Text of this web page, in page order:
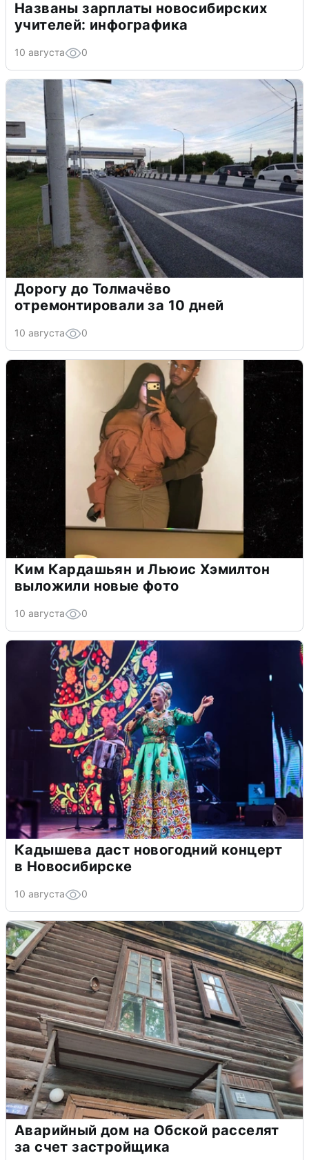
Названы зарплаты новосибирских
учителей: инфографика
10 августа 0
Дорогу до Толмачёво
отремонтировали за 10 дней
10 августа 0
Ким Кардашьян и Льюис Хэмилтон
выложили новые фото
10 августа 0
Кадышева даст новогодний концерт
в Новосибирске
10 августа 0
Аварийный дом на Обской расселят
за счет застройщика